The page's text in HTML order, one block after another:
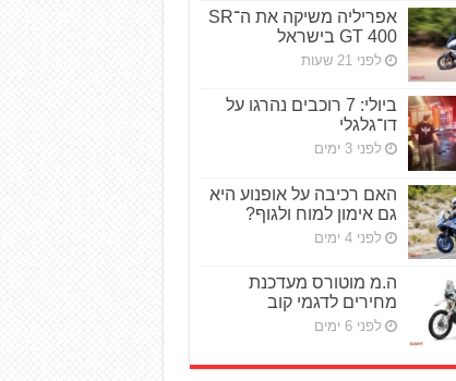
אפריליה משיקה את ה־SR
GT 400 בישראל
לפני 21 שעות
ביולי: 7 רוכבים נהרגו על
דו־גלגלי
לפני 3 ימים
האם רכיבה על אופנוע היא
גם אימון למוח ולגוף?
לפני 4 ימים
ה.מ מוטורס מעדכנת
מחירים לדגמי קוב
לפני 6 ימים